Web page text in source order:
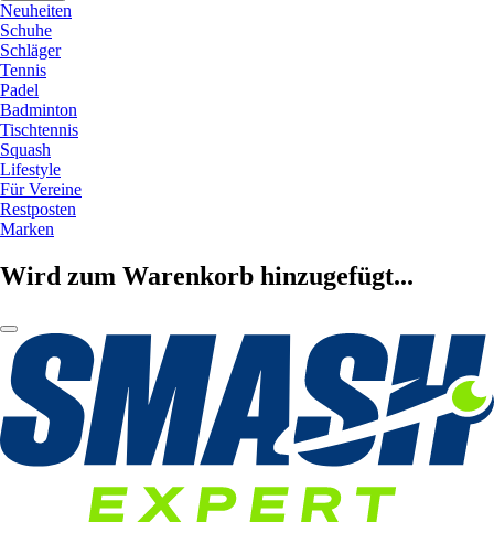
Neuheiten
Schuhe
Schläger
Tennis
Padel
Badminton
Tischtennis
Squash
Lifestyle
Für Vereine
Restposten
Marken
Wird zum Warenkorb hinzugefügt...